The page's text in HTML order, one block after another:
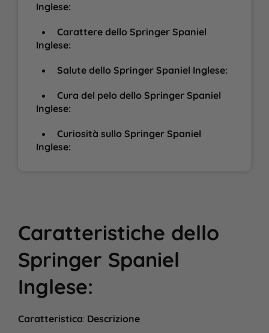
Inglese:
Carattere dello Springer Spaniel
Inglese:
Salute dello Springer Spaniel Inglese:
Cura del pelo dello Springer Spaniel
Inglese:
Curiosità sullo Springer Spaniel
Inglese:
Caratteristiche dello
Springer Spaniel
Inglese:
Caratteristica: Descrizione